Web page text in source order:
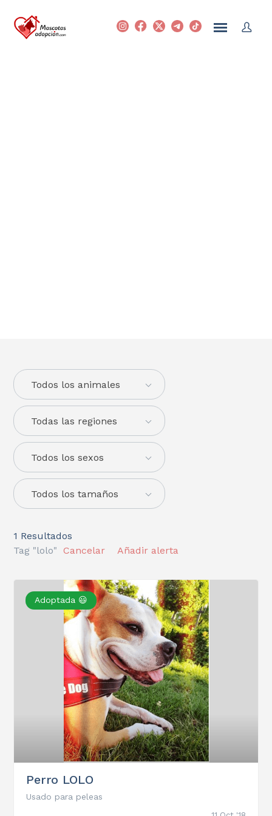
Todas las regiones
Todos los animales
Todos los sexos
Todos los tamaños
1 Resultados
Tag "lolo"
Cancelar Añadir alerta
Adoptada 😃
Perro LOLO
Usado para peleas